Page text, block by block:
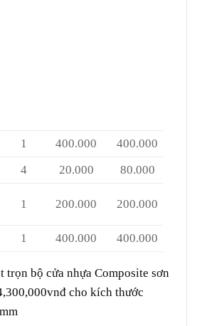
1 400.000
400.000
4 20.000
80.000
1 200.000 200.000
1 400.000 400.000
trọn bộ cửa nhựa Composite sơn
cho kích thước